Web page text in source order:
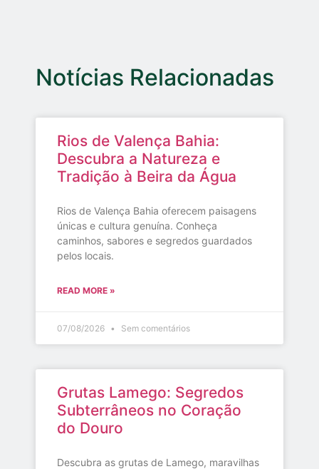
Notícias Relacionadas
Rios de Valença Bahia:
Descubra a Natureza e
Tradição à Beira da Água
Rios de Valença Bahia oferecem paisagens
únicas e cultura genuína. Conheça
caminhos, sabores e segredos guardados
pelos locais.
READ MORE »
07/08/2026 Sem comentários
Grutas Lamego: Segredos
Subterrâneos no Coração
do Douro
Descubra as grutas de Lamego, maravilhas